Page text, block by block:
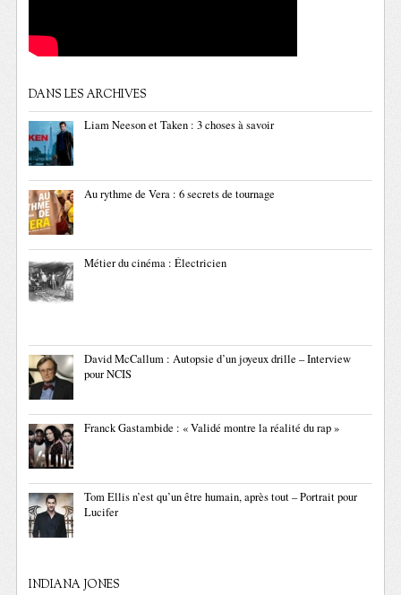
DANS LES ARCHIVES
Liam Neeson et Taken : 3 choses à savoir
Au rythme de Vera : 6 secrets de tournage
Métier du cinéma : Électricien
David McCallum : Autopsie d’un joyeux drille – Interview
pour NCIS
Franck Gastambide : « Validé montre la réalité du rap »
Tom Ellis n’est qu’un être humain, après tout – Portrait pour
Lucifer
INDIANA JONES